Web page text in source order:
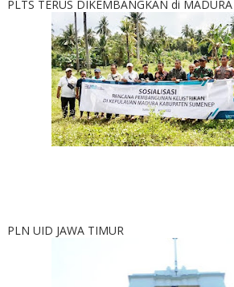
PLTS TERUS DIKEMBANGKAN di MADURA
PLN UID JAWA TIMUR